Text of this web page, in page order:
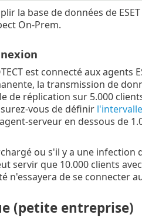
la base de données de
On-Prem.
est connecté aux
la transmission de
de réplication sur 5.000
vous de définir
serveur en dessous de
ou s'il y a une infection
servir que 10.000 clients
n'essayera de se connecter
(petite entreprise)